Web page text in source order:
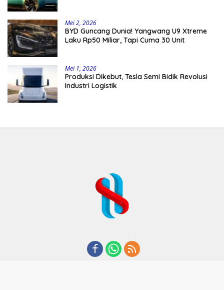
Mei 2, 2026
BYD Guncang Dunia! Yangwang U9 Xtreme
Laku Rp50 Miliar, Tapi Cuma 30 Unit
Mei 1, 2026
Produksi Dikebut, Tesla Semi Bidik Revolusi
Industri Logistik